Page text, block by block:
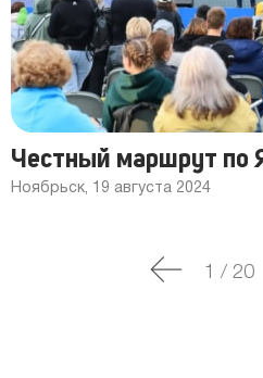
Честный маршрут по
Ноябрьск, 19 августа 2024
1 / 20